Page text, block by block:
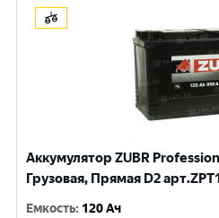
Аккумулятор ZUBR
Грузовая, Прямая D2
Емкость: 120 Ач